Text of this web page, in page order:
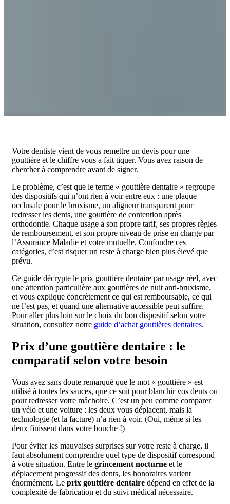
Votre dentiste vient de vous remettre un devis pour une
gouttière et le chiffre vous a fait tiquer. Vous avez raison de
chercher à comprendre avant de signer.
Le problème, c’est que le terme « gouttière dentaire » regroupe
des dispositifs qui n’ont rien à voir entre eux : une plaque
occlusale pour le bruxisme, un aligneur transparent pour
redresser les dents, une gouttière de contention après
orthodontie. Chaque usage a son propre tarif, ses propres règles
de remboursement, et son propre niveau de prise en charge par
l’Assurance Maladie et votre mutuelle. Confondre ces
catégories, c’est risquer un reste à charge bien plus élevé que
prévu.
Ce guide décrypte le prix gouttière dentaire par usage réel, avec
une attention particulière aux gouttières de nuit anti-bruxisme,
et vous explique concrètement ce qui est remboursable, ce qui
ne l’est pas, et quand une alternative accessible peut suffire.
Pour aller plus loin sur le choix du bon dispositif selon votre
situation, consultez notre guide d’achat gouttières dentaires.
Prix d’une gouttière dentaire : le
comparatif selon votre besoin
Vous avez sans doute remarqué que le mot « gouttière » est
utilisé à toutes les sauces, que ce soit pour blanchir vos dents ou
pour redresser votre mâchoire. C’est un peu comme comparer
un vélo et une voiture : les deux vous déplacent, mais la
technologie (et la facture) n’a rien à voir. (Oui, même si les
deux finissent dans votre bouche !)
Pour éviter les mauvaises surprises sur votre reste à charge, il
faut absolument comprendre quel type de dispositif correspond
à votre situation. Entre le grincement nocturne et le
déplacement progressif des dents, les honoraires varient
énormément. Le prix gouttière dentaire dépend en effet de la
complexité de fabrication et du suivi médical nécessaire.